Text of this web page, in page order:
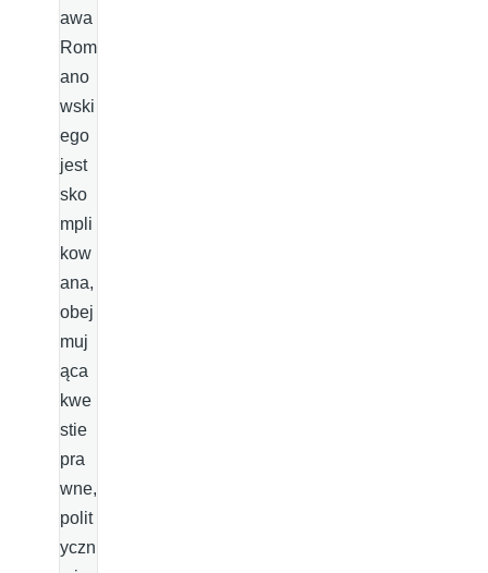
awa
Rom
ano
wski
ego
jest
sko
mpli
kow
ana,
obej
muj
ąca
kwe
stie
pra
wne,
polit
yczn